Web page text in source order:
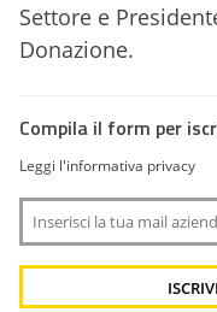
Settore e
Donazione.
Compila il form per
Leggi l'informativa privacy